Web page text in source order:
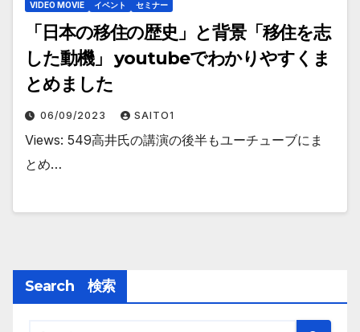
VIDEO MOVIE イベント セミナー
「日本の移住の歴史」と背景「移住を志
した動機」 youtubeでわかりやすくま
とめました
06/09/2023 SAITO1
Views: 549高井氏の講演の後半もユーチューブにま
とめ…
Search 検索